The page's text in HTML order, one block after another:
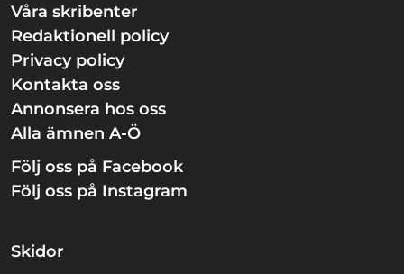
Våra skribenter
Redaktionell policy
Privacy policy
Kontakta oss
Annonsera hos oss
Alla ämnen A-Ö
Följ oss på Facebook
Följ oss på Instagram
Skidor